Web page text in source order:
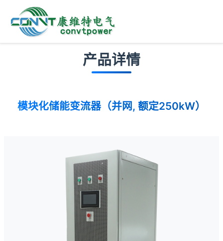
产品详情
模块化储能变流器（并网, 额定250kW）